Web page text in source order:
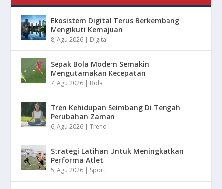
Ekosistem Digital Terus Berkembang
Mengikuti Kemajuan
8, Agu 2026 | Digital
Sepak Bola Modern Semakin
Mengutamakan Kecepatan
7, Agu 2026 | Bola
Tren Kehidupan Seimbang Di Tengah
Perubahan Zaman
6, Agu 2026 |Trend
Strategi Latihan Untuk Meningkatkan
Performa Atlet
5, Agu 2026 | Sport